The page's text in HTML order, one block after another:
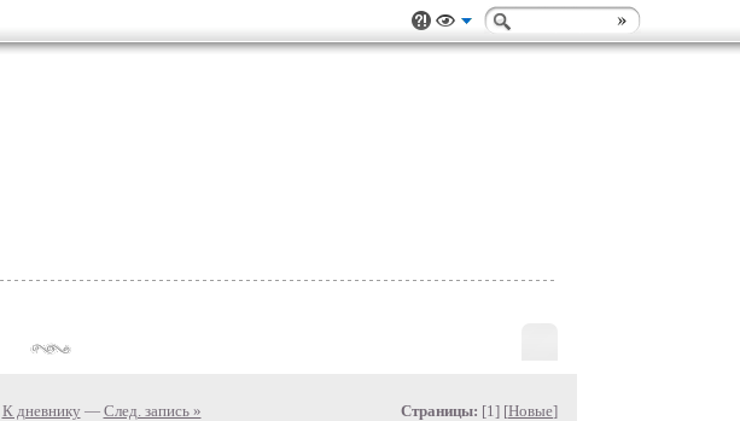
К дневнику — След. запись » Страницы: [1] [Новые]